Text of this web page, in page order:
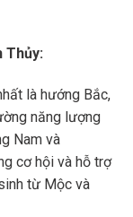
Thủy:
là hướng Bắc,
năng lượng
Nam và
cơ hội và hỗ trợ
từ Mộc và